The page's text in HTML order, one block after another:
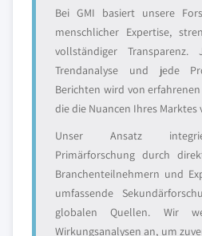
Bei GMI basiert unsere
menschlicher Expertise,
vollständiger
Trendanalyse und jede
Berichten wird von
die die Nuancen Ihres Marktes
Unser Ansatz
Primärforschung durch
Branchenteilnehmern und
umfassende
globalen Quellen. Wir
Wirkungsanalysen an, um